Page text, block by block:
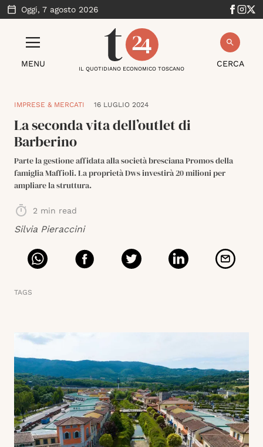
Oggi, 7 agosto 2026
MENU CERCA
IL QUOTIDIANO ECONOMICO TOSCANO
IMPRESE & MERCATI 16 LUGLIO 2024
La seconda vita dell’outlet di
Barberino
Parte la gestione affidata alla società bresciana Promos della
famiglia Maffioli. La proprietà Dws investirà 20 milioni per
ampliare la struttura.
2 min read
Silvia Pieraccini
TAGS